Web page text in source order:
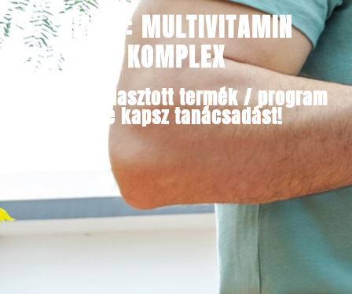
CÍMKE: MULTIVITAMIN
KOMPLEX
Minden választott termék / program
mellé kapsz tanácsadást!​